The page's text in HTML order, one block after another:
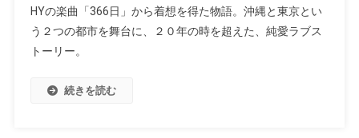
HYの楽曲「366日」から着想を得た物語。沖縄と東京とい
う２つの都市を舞台に、２０年の時を超えた、純愛ラブス
トーリー。
続きを読む